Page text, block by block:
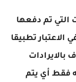
التي تم دفعها
الاعتبار تطبيقا
بالايرادات
فقط أي يتم